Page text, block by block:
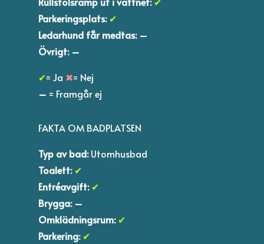
Parkeringsplats: ✔
Ledarhund får medtas: –
Övrigt: –
✔= Ja ✖= Nej
– = Framgår ej
FAKTA OM BADPLATSEN
Typ av bad:Utomhusbad
Toalett: ✔
Entréavgift: ✔
Brygga: –
Omklädningsrum: ✔
Parkering: ✔